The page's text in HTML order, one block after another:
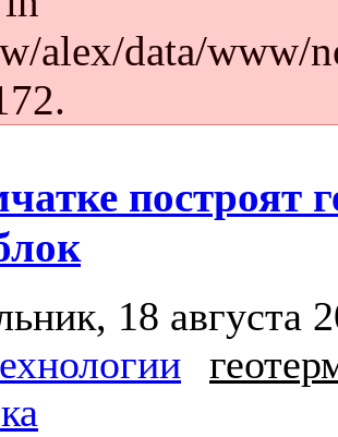
alex/data/www/
построят
18 августа